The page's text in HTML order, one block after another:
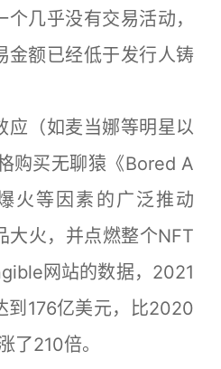
几乎没有交易活动，
金额已经低于发行人铸
（如麦当娜等明星以
购买无聊猿《Bored A
火等因素的广泛推动
大火，并点燃整个NFT
网站的数据，2021
到176亿美元，比2020
了210倍。